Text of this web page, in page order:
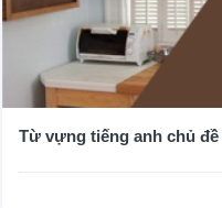
Từ vựng tiếng anh chủ